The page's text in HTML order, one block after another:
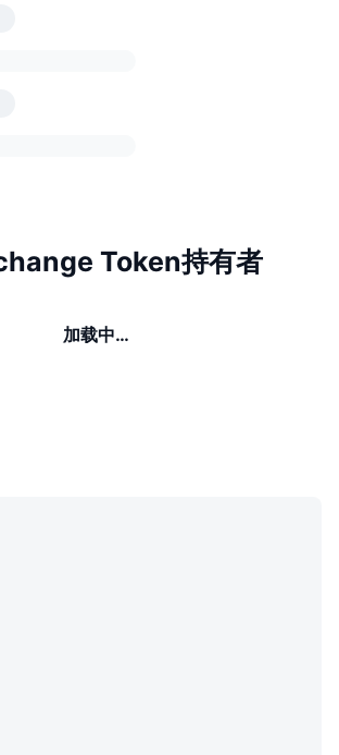
Token持有者
加载中…